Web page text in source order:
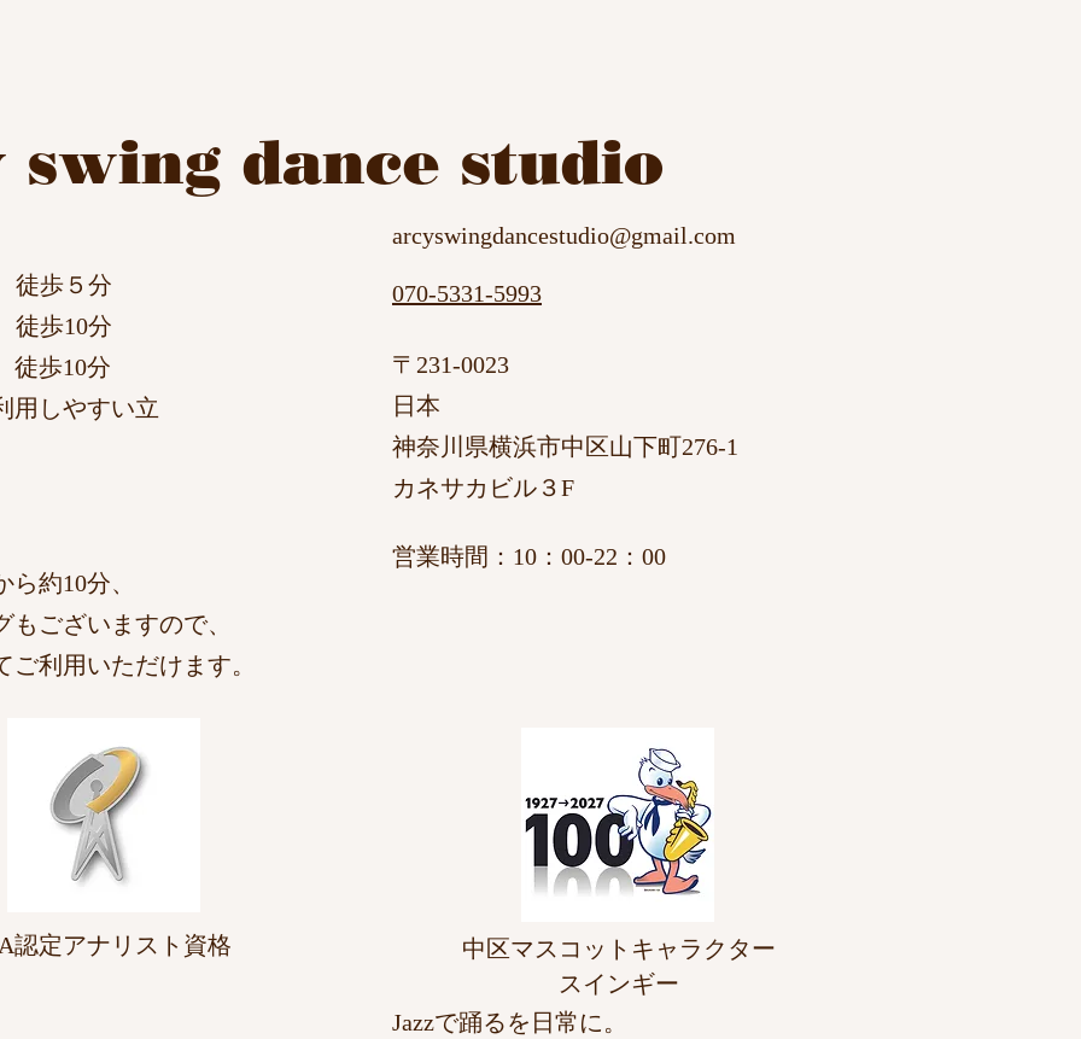
dance studio
５分
10分​
徒歩10分
用しやすい立
約10分、
ございますので、
利用いただけます。
認定アナリスト資格
arcyswingdancestudio@gmail.com
070-5331-5993
〒231-0023
日本
神奈川県横浜市中区山下町276-1
カネサカビル３F
​営業時間：10：00-22：00
中区マスコットキャラクター
​スインギー
Jazzで踊るを日常に。